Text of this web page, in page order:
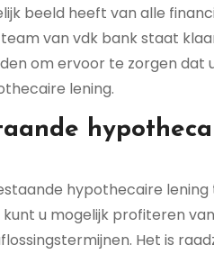
beeld heeft van alle
van vdk bank staat
om ervoor te zorgen dat
lening.
hypothecaire
u mogelijk profiteren
Het is